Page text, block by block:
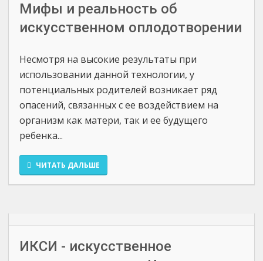
Мифы и реальность об
искусственном оплодотворении
Несмотря на высокие результаты при
использовании данной технологии, у
потенциальных родителей возникает ряд
опасений, связанных с ее воздействием на
организм как матери, так и ее будущего
ребенка...
ЧИТАТЬ ДАЛЬШЕ
ИКСИ - искусственное